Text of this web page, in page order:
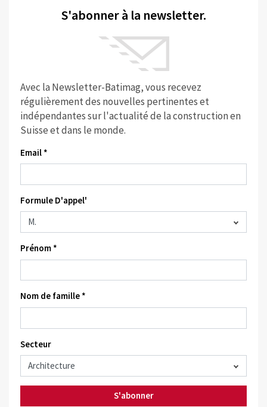
S'abonner à la newsletter.
Avec la Newsletter-Batimag, vous recevez
régulièrement des nouvelles pertinentes et
indépendantes sur l'actualité de la construction en
Suisse et dans le monde.
Email *
Formule D'appel'
Prénom *
Nom de famille *
Secteur
S'abonner